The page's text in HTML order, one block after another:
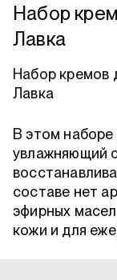
Набор
Лавка
Набор кремов
Лавка
В этом
увлажняющий
составе нет
эфирных
кожи и для